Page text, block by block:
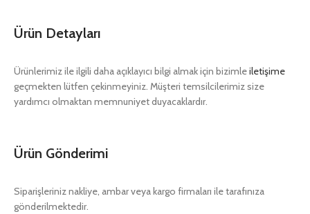
Ürün Detayları
Ürünlerimiz ile ilgili daha açıklayıcı bilgi almak için bizimleiletişime
geçmekten lütfen çekinmeyiniz. Müşteri temsilcilerimiz size
yardımcı olmaktan memnuniyet duyacaklardır.
Ürün Gönderimi
Siparişleriniz nakliye, ambar veya kargo firmaları ile tarafınıza
gönderilmektedir.